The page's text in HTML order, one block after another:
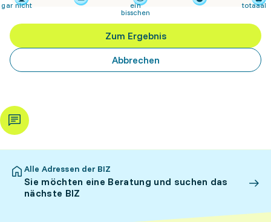
gar nicht
ein
bisschen
totaaal
Zum Ergebnis
Abbrechen
Alle Adressen der BIZ
Sie möchten eine Beratung und suchen das
nächste BIZ